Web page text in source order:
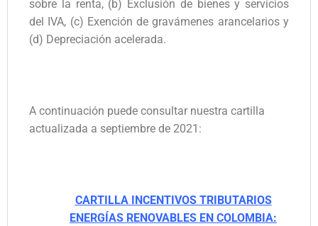
sobre la renta, (b) Exclusión de bienes y servicios
del IVA, (c) Exención de gravámenes arancelarios y
(d) Depreciación acelerada.
A continuación puede consultar nuestra cartilla
actualizada a septiembre de 2021:
CARTILLA INCENTIVOS TRIBUTARIOS
ENERGÍAS RENOVABLES EN COLOMBIA: